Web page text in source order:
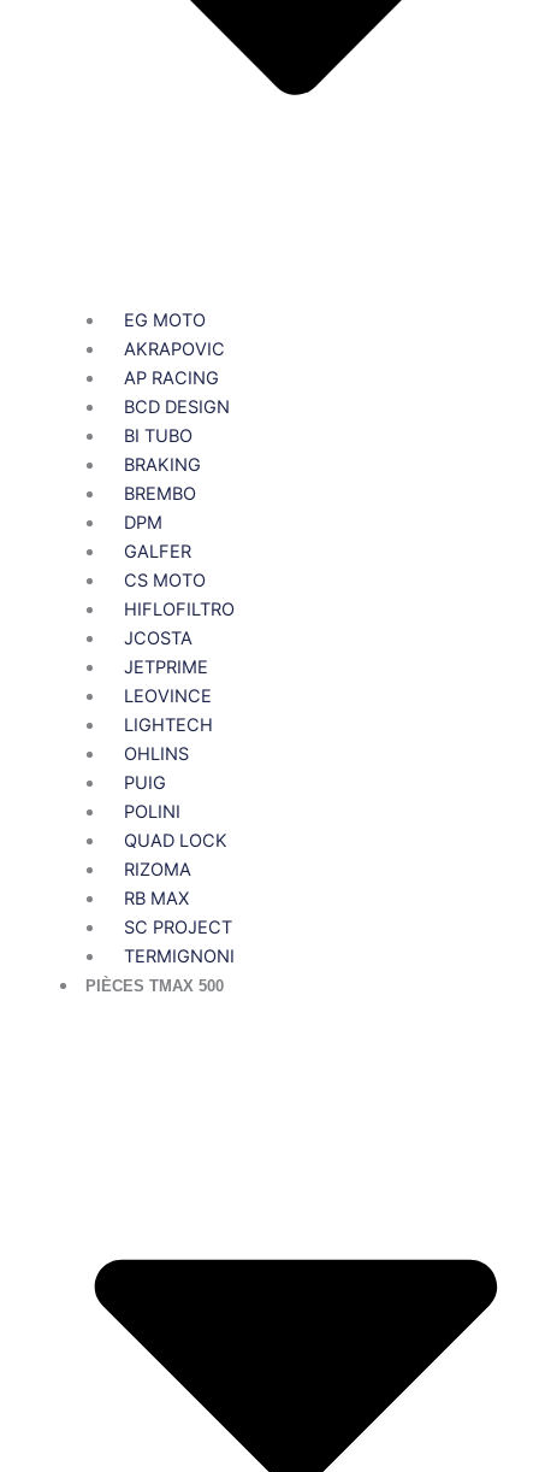
EG MOTO
AKRAPOVIC
AP RACING
BCD DESIGN
BI TUBO
BRAKING
BREMBO
DPM
GALFER
CS MOTO
HIFLOFILTRO
JCOSTA
JETPRIME
LEOVINCE
LIGHTECH
OHLINS
PUIG
POLINI
QUAD LOCK
RIZOMA
RB MAX
SC PROJECT
TERMIGNONI
PIÈCES TMAX 500